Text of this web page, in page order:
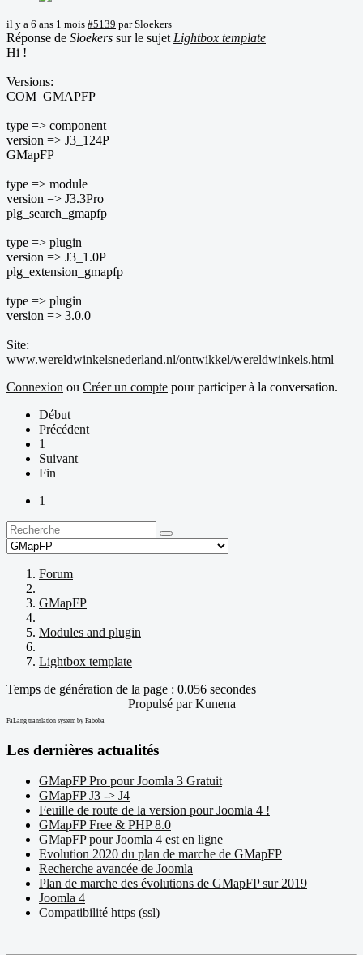
il y a 6 ans 1 mois #5139 parSloekers
Réponse de Sloekers sur le sujet Lightbox template
Hi !
Versions:
COM_GMAPFP
type => component
version => J3_124P
GMapFP
type => module
version => J3.3Pro
plg_search_gmapfp
type => plugin
version => J3_1.0P
plg_extension_gmapfp
type => plugin
version => 3.0.0
Site:
www.wereldwinkelsnederland.nl/ontwikkel/wereldwinkels.html
Connexion ou Créer un compte pour participer à la conversation.
Début
Précédent
1
Suivant
Fin
1
Forum
GMapFP
Modules and plugin
Lightbox template
Temps de génération de la page : 0.056 secondes
Propulsé parKunena
FaLang translation system by Faboba
Les dernières actualités
GMapFP Pro pour Joomla 3 Gratuit
GMapFP J3 -> J4
Feuille de route de la version pour Joomla 4 !
GMapFP Free & PHP 8.0
GMapFP pour Joomla 4 est en ligne
Evolution 2020 du plan de marche de GMapFP
Recherche avancée de Joomla
Plan de marche des évolutions de GMapFP sur 2019
Joomla 4
Compatibilité https (ssl)